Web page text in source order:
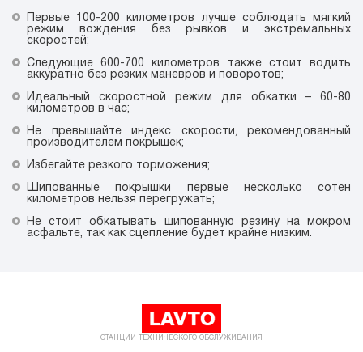
Первые 100-200 километров лучше соблюдать мягкий
режим вождения без рывков и экстремальных
скоростей;
Следующие 600-700 километров также стоит водить
аккуратно без резких маневров и поворотов;
Идеальный скоростной режим для обкатки – 60-80
километров в час;
Не превышайте индекс скорости, рекомендованный
производителем покрышек;
Избегайте резкого торможения;
Шипованные покрышки первые несколько сотен
километров нельзя перегружать;
Не стоит обкатывать шипованную резину на мокром
асфальте, так как сцепление будет крайне низким.
СТАНЦИИ ТЕХНИЧЕСКОГО ОБСЛУЖИВАНИЯ